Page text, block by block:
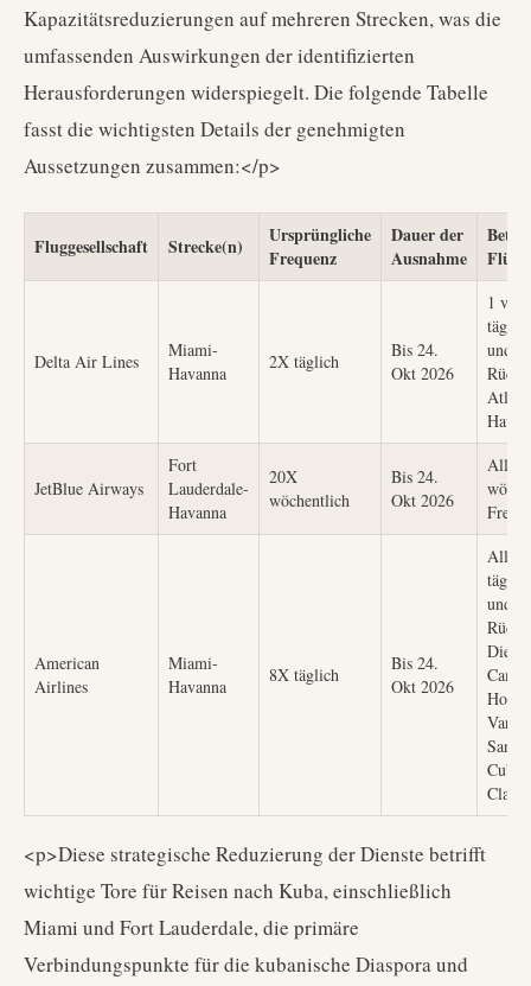
Kapazitätsreduzierungen auf mehreren Strecken, was die
umfassenden Auswirkungen der identifizierten
Herausforderungen widerspiegelt. Die folgende Tabelle
fasst die wichtigsten Details der genehmigten
Aussetzungen zusammen:</p>
Fluggesellschaft Strecke(n)
Ursprüngliche
Frequenz
Dauer der
Ausnahme
Flüge
Delta Air Lines
Miami-
Havanna
2X täglich
Bis 24.
Okt 2026
1 von
und
JetBlue Airways
Fort
Lauderdale-
Havanna
20X
wöchentlich
Bis 24.
Okt 2026
Alle
American
Airlines
Miami-
Havanna
8X täglich
Bis 24.
Okt 2026
Alle
und
Cuba,
Clara
<p>Diese strategische Reduzierung der Dienste betrifft
wichtige Tore für Reisen nach Kuba, einschließlich
Miami und Fort Lauderdale, die primäre
Verbindungspunkte für die kubanische Diaspora und